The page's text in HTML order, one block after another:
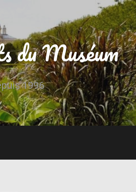
du Muséum
1996